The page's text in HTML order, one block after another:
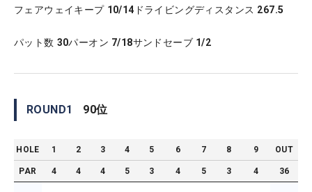
フェアウェイキープ 10/14 ドライビングディスタンス 267.5
パット数 30パーオン 7/18サンドセーブ 1/2
ROUND1 90位
HOLE 1 2 3 4 5 6 7 8 9 OUT
PAR 4 4 4 5 3 4 5 3 4 36